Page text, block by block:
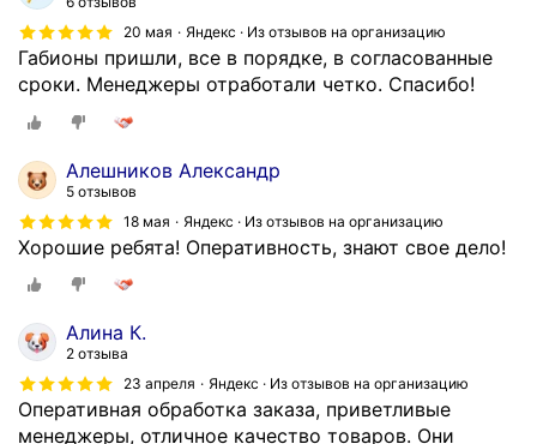
з
в
о
к
о
и
и
20 мая
Яндекс · Из отзывов на организацию
Габионы пришли, все в порядке, в согласованные
сроки. Менеджеры отработали четко. Спасибо!
Алешников Александр
5 отзывов
18 мая
Яндекс · Из отзывов на организацию
Хорошие ребята! Оперативность, знают свое дело!
Алина К.
2 отзыва
23 апреля
Яндекс · Из отзывов на организацию
Оперативная обработка заказа, приветливые
менеджеры, отличное качество товаров. Они